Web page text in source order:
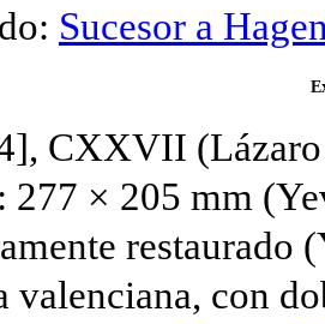
Sucesor a
CXXVII (Lázaro
277 × 205 mm
restaurado
valenciana, con